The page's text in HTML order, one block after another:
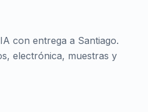
con entrega a Santiago.
electrónica, muestras y